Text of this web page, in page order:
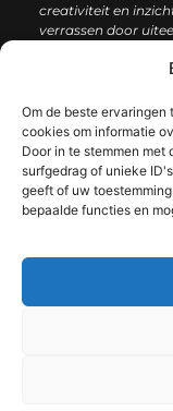
Om de beste
cookies om informatie
Door in te stemmen
surfgedrag of unieke
geeft of uw
bepaalde functies en
creativiteit en
verrassen door
informatie